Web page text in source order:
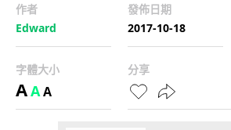
作者
Edward
發佈日期
2017-10-18
字體大小
AAA
分享